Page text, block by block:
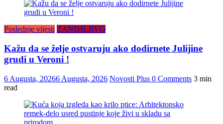
Poslednje vijesti ZANIMLJIVO
Kažu da se želje ostvaruju ako dodirnete Julijine
grudi u Veroni !
6 Augusta, 20266 Augusta, 2026 Novosti Plus 0 Comments 3 min
read